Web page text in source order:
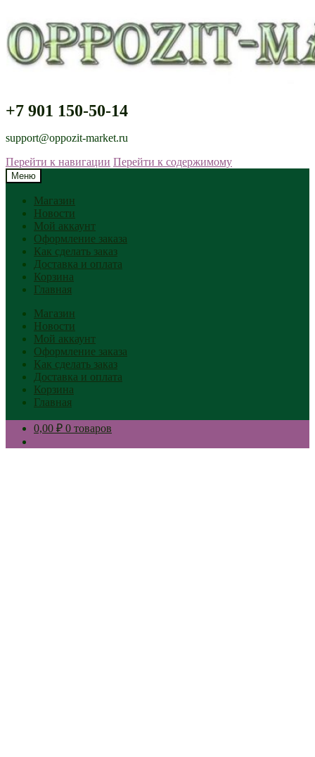
+7 901 150-50-14
support@oppozit-market.ru
Перейти к навигации Перейти к содержимому
Меню
Магазин
Новости
Мой аккаунт
Оформление заказа
Как сделать заказ
Доставка и оплата
Корзина
Главная
Магазин
Новости
Мой аккаунт
Оформление заказа
Как сделать заказ
Доставка и оплата
Корзина
Главная
0,00 ₽ 0 товаров